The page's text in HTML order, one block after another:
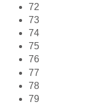
72
73
74
75
76
77
78
79